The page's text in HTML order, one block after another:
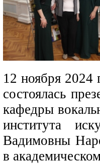
12 ноября 2024
состоялась
кафедры
института
Вадимовны
в